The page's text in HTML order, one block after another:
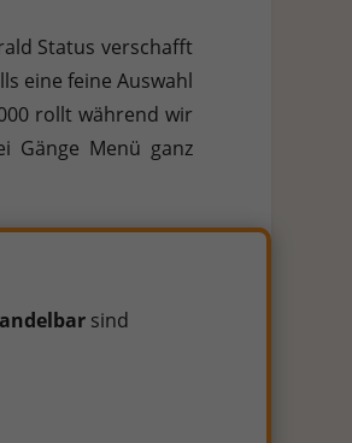
Status verschafft
eine feine Auswahl
rollt während wir
Gänge Menü ganz
sind